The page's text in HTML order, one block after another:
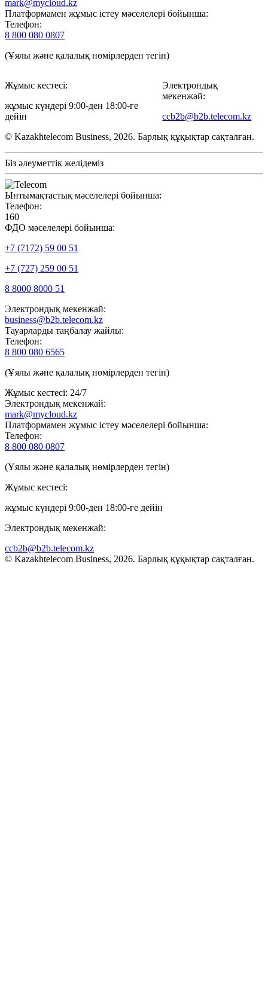
mark@mycloud.kz
Платформамен жұмыс істеу мәселелері бойынша:
Телефон:
8 800 080 0807
(Ұялы және қалалық нөмірлерден тегін)
Жұмыс кестесі:
жұмыс күндері 9:00-ден 18:00-ге
дейін
Электрондық
мекенжай:
ccb2b@b2b.telecom.kz
© Kazakhtelecom Business, 2026. Барлық құқықтар сақталған.
Біз әлеуметтік желідеміз
Ынтымақтастық мәселелері бойынша:
Телефон:
160
ФДО мәселелері бойынша:
+7 (7172) 59 00 51
+7 (727) 259 00 51
8 8000 8000 51
Электрондық мекенжай:
business@b2b.telecom.kz
Тауарларды таңбалау жайлы:
Телефон:
8 800 080 6565
(Ұялы және қалалық нөмірлерден тегін)
Жұмыс кестесі: 24/7
Электрондық мекенжай:
mark@mycloud.kz
Платформамен жұмыс істеу мәселелері бойынша:
Телефон:
8 800 080 0807
(Ұялы және қалалық нөмірлерден тегін)
Жұмыс кестесі:
жұмыс күндері 9:00-ден 18:00-ге дейін
Электрондық мекенжай:
ccb2b@b2b.telecom.kz
© Kazakhtelecom Business, 2026. Барлық құқықтар сақталған.